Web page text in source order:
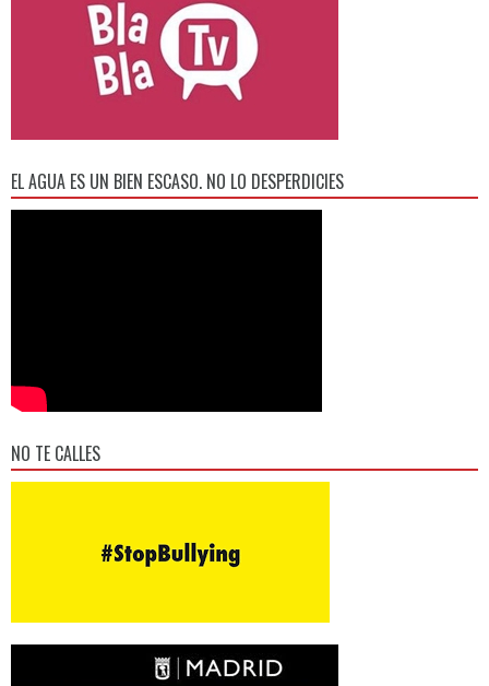
EL AGUA ES UN BIEN ESCASO. NO LO DESPERDICIES
NO TE CALLES